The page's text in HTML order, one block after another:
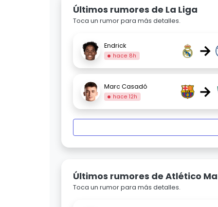
Últimos rumores de La Liga
Toca un rumor para más detalles.
Endrick
hace 8h →
Marc Casadó
hace 12h →
Últimos rumores de Atlético
Toca un rumor para más detalles.